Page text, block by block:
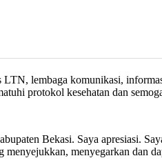
lembaga komunikasi,
protokol kesehatan dan
Bekasi. Saya apresiasi.
menyegarkan dan